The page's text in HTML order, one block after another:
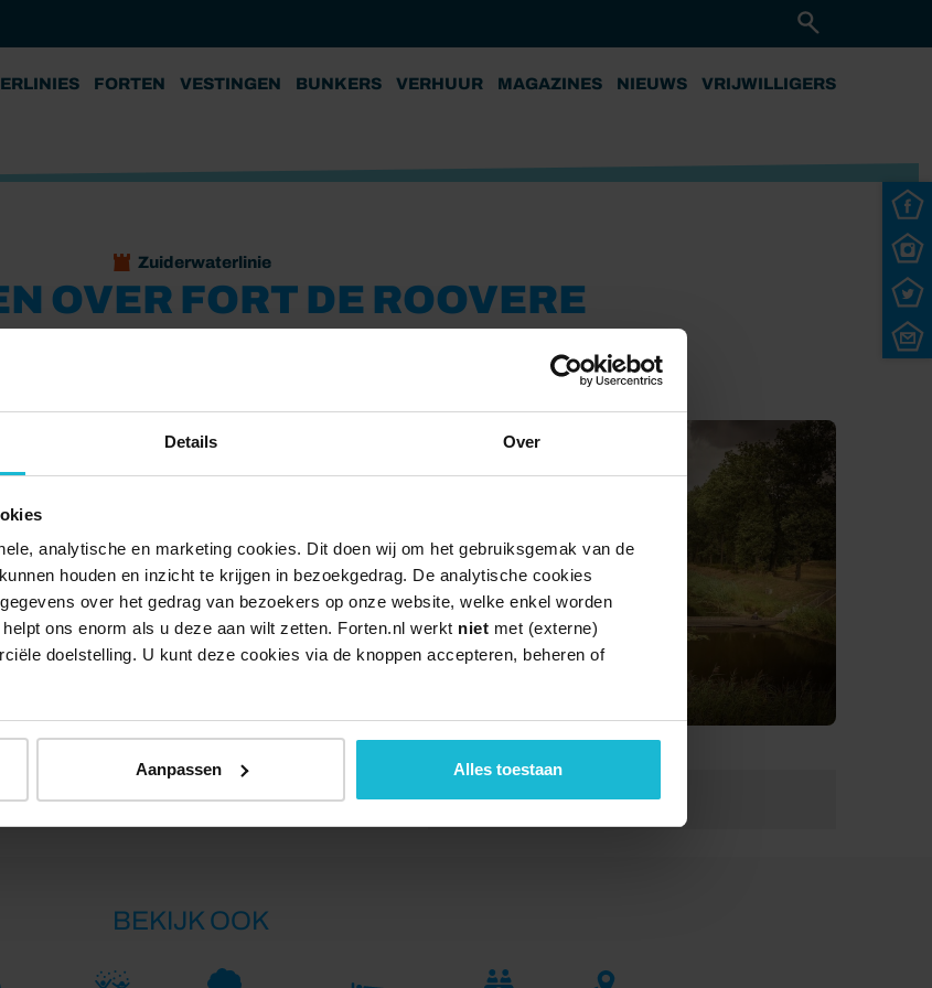
Details Over
analytische en marketing cookies. Dit doen wij om het gebruiksgemak van de
houden en inzicht te krijgen in bezoekgedrag. De analytische cookies
over het gedrag van bezoekers op onze website, welke enkel worden
ons enorm als u deze aan wilt zetten. Forten.nl werkt niet met (externe)
doelstelling. U kunt deze cookies via de knoppen accepteren, beheren of
Aanpassen Alles toestaan
FORTEN VESTINGEN BUNKERS VERHUUR MAGAZINES NIEUWS VRIJWILLIGERS
Zuiderwaterlinie
OVER FORT DE ROOVERE
Zoom. Over de linie tussen Bergen op Zoom
'Het Aerdige Geback". De route vind je op het
omgeving van de
een gids op stap. Die wandelingen duren 1,5 uur
prijzen en de precieze data neem je
in Halsteren.
Lengte: 2.0 km
BEKIJK OOK